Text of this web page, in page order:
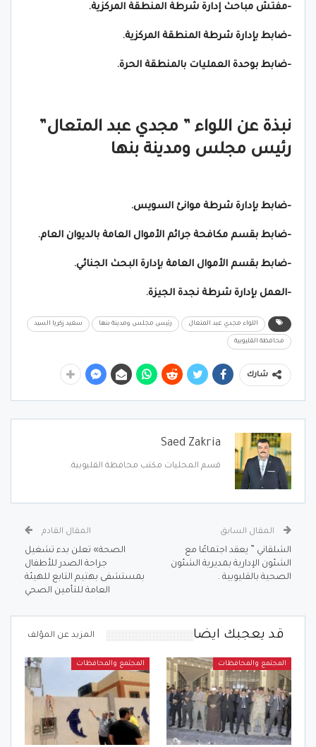
-مفتش مباحث إدارة شرطة المنطقة المركزية.
-ضابط بإدارة شرطة المنطقة المركزية.
-ضابط بوحدة العمليات بالمنطقة الحرة.
نبذة عن اللواء ” مجدي عبد المتعال”
رئيس مجلس ومدينة بنها
-ضابط بإدارة شرطة موانئ السويس.
-ضابط بقسم مكافحة جرائم الأموال العامة بالديوان العام.
-ضابط بقسم الأموال العامة بإدارة البحث الجنائي.
-العمل بإدارة شرطة نجدة الجيزة.
اللواء مجدي عبد المتعال رئيس مجلس ومدينة بنها سعيد زكريا السيد
محافظة القليوبية
شارك
Saed Zakria
قسم المحليات مكتب محافظة القليوبية.
المقال السابق
الشلقاني ” يعقد اجتماعًا مع
الشئون الإدارية بمديرية الشئون
الصحية بالقليوبية .
المقال القادم
الصحة» تعلن بدء تشغيل
جراحة الصدر للأطفال
بمستشفى بهتيم التابع للهيئة
العامة للتأمين الصحي
قد يعجبك ايضا المزيد عن المؤلف
المجتمع والمحافظات المجتمع والمحافظات